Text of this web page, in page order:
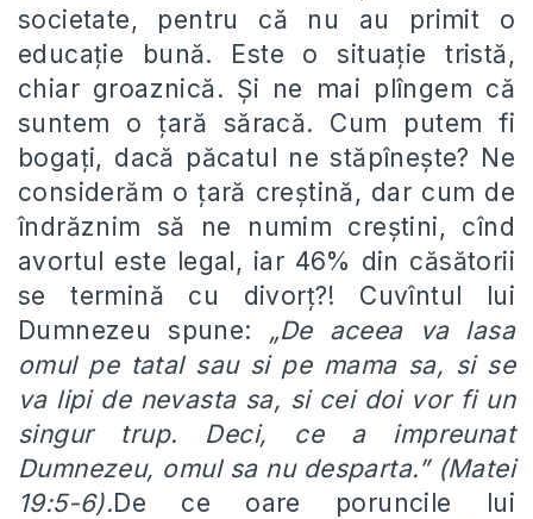
societate, pentru că nu au primit o
educaţie bună. Este o situaţie tristă,
chiar groaznică. Şi ne mai plîngem că
suntem o ţară săracă. Cum putem fi
bogaţi, dacă păcatul ne stăpîneşte? Ne
considerăm o ţară creştină, dar cum de
îndrăznim să ne numim creştini, cînd
avortul este legal, iar 46% din căsătorii
se termină cu divorţ?! Cuvîntul lui
Dumnezeu spune: „De aceea va lasa
omul pe tatal sau si pe mama sa, si se
va lipi de nevasta sa, si cei doi vor fi un
singur trup. Deci, ce a impreunat
Dumnezeu, omul sa nu desparta.” (Matei
19:5-6).De ce oare poruncile lui